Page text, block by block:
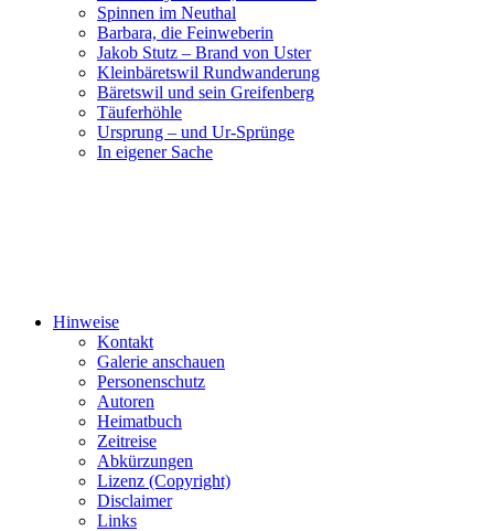
Spinnen im Neuthal
Barbara, die Feinweberin
Jakob Stutz – Brand von Uster
Kleinbäretswil Rundwanderung
Bäretswil und sein Greifenberg
Täuferhöhle
Ursprung – und Ur-Sprünge
In eigener Sache
Hinweise
Kontakt
Galerie anschauen
Personenschutz
Autoren
Heimatbuch
Zeitreise
Abkürzungen
Lizenz (Copyright)
Disclaimer
Links